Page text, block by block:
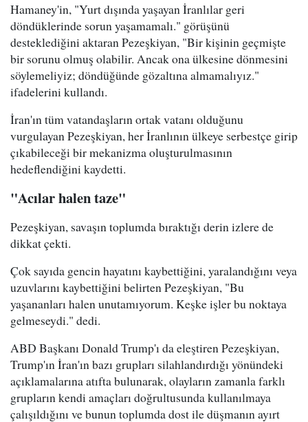
Hamaney'in, "Yurt dışında yaşayan İranlılar geri
döndüklerinde sorun yaşamamalı." görüşünü
desteklediğini aktaran Pezeşkiyan, "Bir kişinin geçmişte
bir sorunu olmuş olabilir. Ancak ona ülkesine dönmesini
söylemeliyiz; döndüğünde gözaltına almamalıyız."
ifadelerini kullandı.
İran'ın tüm vatandaşların ortak vatanı olduğunu
vurgulayan Pezeşkiyan, her İranlının ülkeye serbestçe girip
çıkabileceği bir mekanizma oluşturulmasının
hedeflendiğini kaydetti.
"Acılar halen taze"
Pezeşkiyan, savaşın toplumda bıraktığı derin izlere de
dikkat çekti.
Çok sayıda gencin hayatını kaybettiğini, yaralandığını veya
uzuvlarını kaybettiğini belirten Pezeşkiyan, "Bu
yaşananları halen unutamıyorum. Keşke işler bu noktaya
gelmeseydi." dedi.
ABD Başkanı Donald Trump'ı da eleştiren Pezeşkiyan,
Trump'ın İran'ın bazı grupları silahlandırdığı yönündeki
açıklamalarına atıfta bulunarak, olayların zamanla farklı
grupların kendi amaçları doğrultusunda kullanılmaya
çalışıldığını ve bunun toplumda dost ile düşmanın ayırt